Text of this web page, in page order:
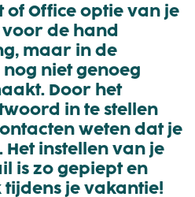
of Office optie van je
de hand
maar in de
niet genoeg
Door het
in te stellen
weten dat je
instellen van je
is zo gepiept en
je vakantie!